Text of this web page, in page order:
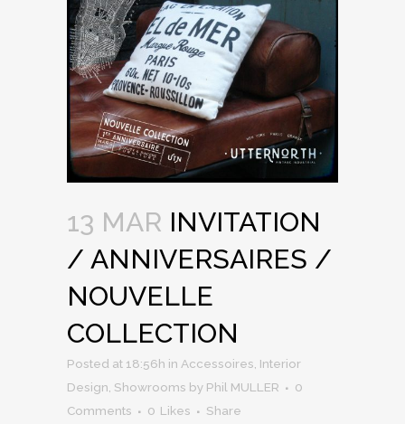
13 MAR INVITATION
/ ANNIVERSAIRES /
NOUVELLE
COLLECTION
Posted at 18:56h in Accessoires Interior
Design Showrooms by Phil MULLER
0
Comments
0 Likes Share